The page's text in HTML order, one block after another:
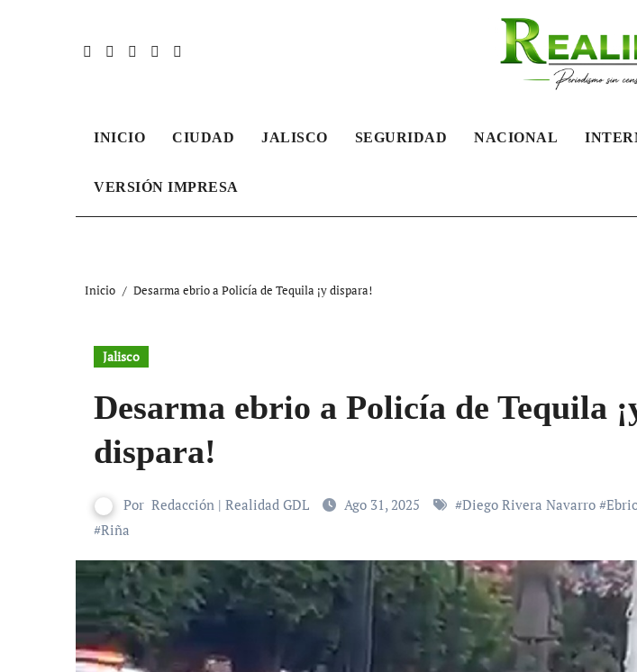
INICIO CIUDAD JALISCO SEGURIDAD NACIONAL
VERSIÓN IMPRESA
Inicio Desarma ebrio a Policía de Tequila ¡y dispara!
Jalisco
Desarma ebrio a Policía de Tequila
dispara!
Por Redacción | Realidad GDL Ago 31, 2025 #Diego Rivera Navarro #
#Riña